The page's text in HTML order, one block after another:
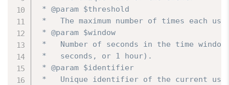
* @param $threshold
*   The maximum number of times each
* @param $window
*   Number of seconds in the time
*   seconds, or 1 hour).
* @param $identifier
*   Unique identifier of the current